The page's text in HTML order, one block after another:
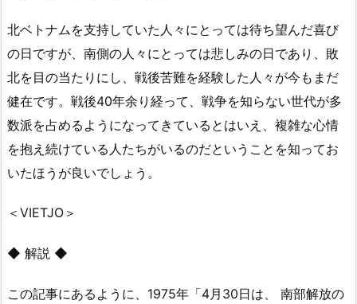
北ベトナムを支持していた人々にとっては待ち望んだ喜び
の日ですが、南側の人々にとっては悲しみの日であり、敗
北を目の当たりにし、戦後苦難を経験した人々が今もまだ
健在です。戦後40年余り経って、戦争を知らない世代が多
数派を占めるようになってきているとはいえ、複雑な心情
を抱え続けている人たちがいるのだということを知ってお
いたほうが良いでしょう。
＜VIETJO＞
◆ 解説 ◆
この記事にあるように、1975年「4月30日は、 南部解放の